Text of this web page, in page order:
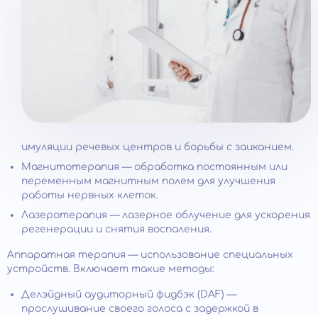
имуляции речевых центров и борьбы с заиканием.
Магнитотерапия — обработка постоянным или
переменным магнитным полем для улучшения
работы нервных клеток.
Лазеротерапия — лазерное облучение для ускорения
регенерации и снятия воспаления.
Аппаратная терапия — использование специальных
устройств. Включает такие методы:
Делэйдный аудиторный фидбэк (DAF) —
прослушивание своего голоса с задержкой в